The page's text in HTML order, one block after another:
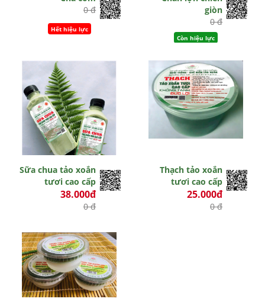
0 đ
Hết hiệu lực
giòn
0 đ
Còn hiệu lực
Sữa chua tảo xoắn
tươi cao cấp
38.000đ
0 đ
Thạch tảo xoắn
tươi cao cấp
25.000đ
0 đ